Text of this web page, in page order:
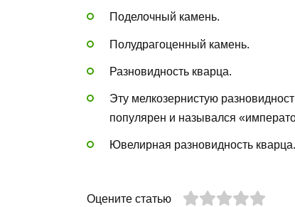
Поделочный камень.
Полудрагоценный камень.
Разновидность кварца.
Эту мелкозернистую
популярен и назывался
Ювелирная разновидность кварца.
Оцените статью